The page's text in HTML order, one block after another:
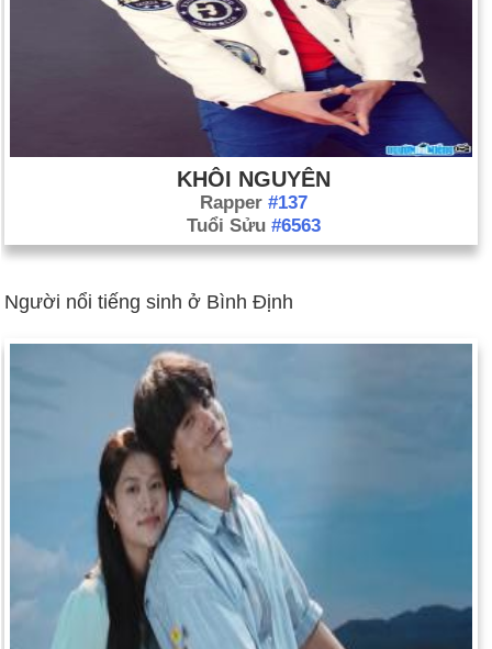
KHÔI NGUYÊN
Rapper #137
Tuổi Sửu #6563
Người nổi tiếng sinh ở Bình Định